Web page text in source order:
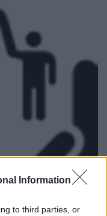
Information
to third parties, or